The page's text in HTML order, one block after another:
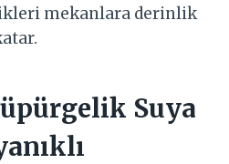
mekanlara derinlik
Suya